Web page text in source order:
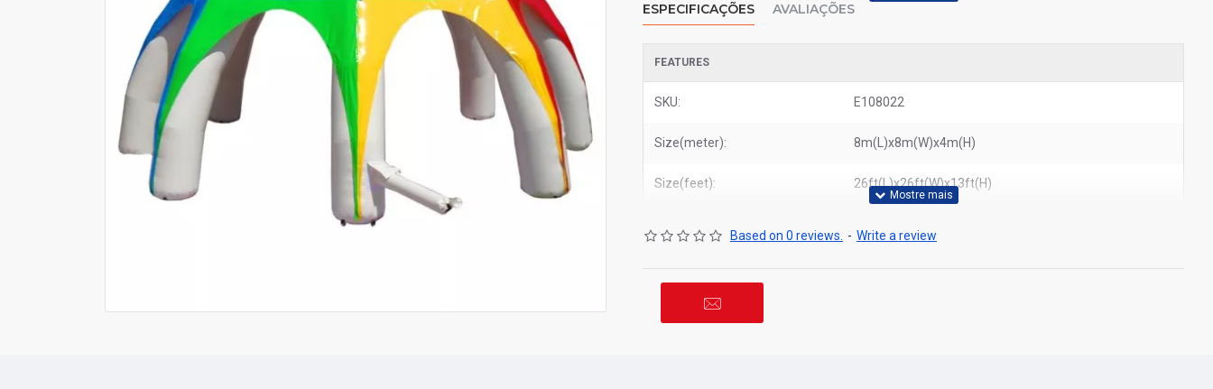
ESPECIFICAÇÕES AVALIAÇÕES
FEATURES
SKU: E108022
Size(meter): 8m(L)x8m(W)x4m(H)
Size(feet): 26ft(L)x26ft(W)x13ft(H)
Based on 0 reviews. - Write a review